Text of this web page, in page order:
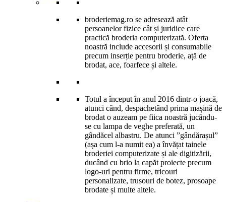
broderiemag.ro se adresează atât
persoanelor fizice cât și juridice care
practică broderia computerizată. Oferta
noastră include accesorii și consumabile
precum inserție pentru broderie, ață de
brodat, ace, foarfece și altele.
Totul a început în anul 2016 dintr-o joacă,
atunci când, despachetând prima mașină de
brodat o auzeam pe fiica noastră jucându-
se cu lampa de veghe preferată, un
gândăcel albastru. De atunci ”gândărașul”
(așa cum l-a numit ea) a învățat tainele
broderiei computerizate și ale digitizării,
ducând cu brio la capăt proiecte precum
logo-uri pentru firme, tricouri
personalizate, trusouri de botez, prosoape
brodate și multe altele.